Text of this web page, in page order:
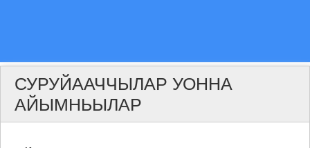
СУРУЙААЧЧЫЛАР УОННА
АЙЫМНЬЫЛАР